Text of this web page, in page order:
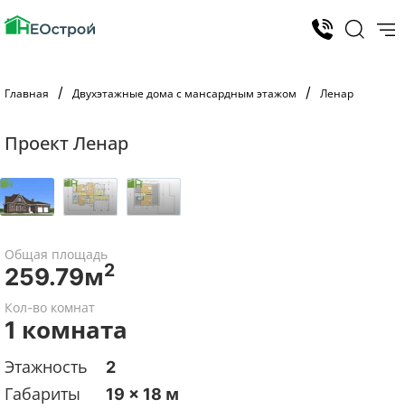
Главная Двухэтажные дома с мансардным этажом Ленар
Проект Ленар
Общая площадь
259.79м2
Кол-во комнат
1 комната
Этажность
2
Габариты
19 x 18 м